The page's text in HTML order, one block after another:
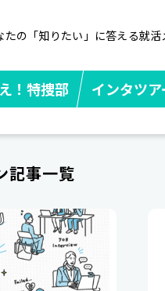
たの「知りたい」に答える就活
！特捜部 インタツ
記事一覧